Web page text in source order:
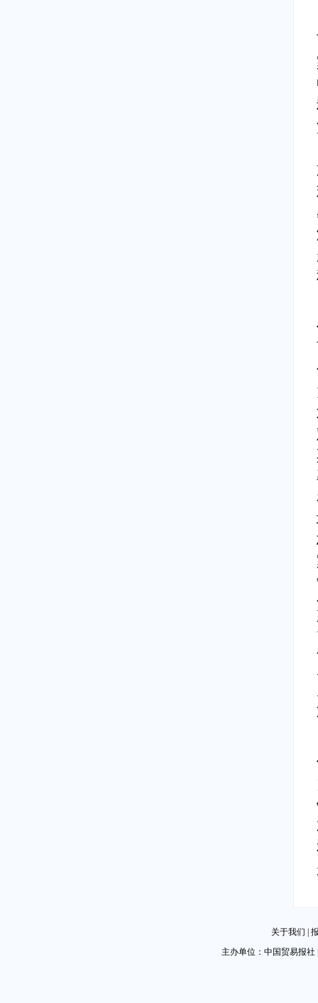
关于我们
主办单位：中国贸易报